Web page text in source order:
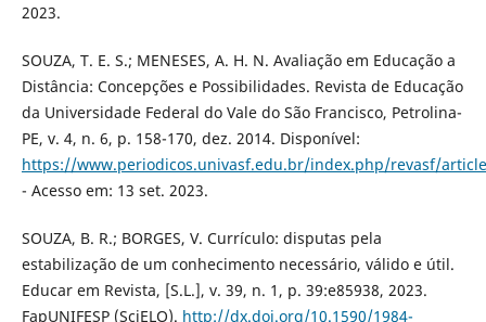
2023.
SOUZA, T. E. S.; MENESES, A. H. N. Avaliação em Educação a
Distância: Concepções e Possibilidades. Revista de Educação
da Universidade Federal do Vale do São Francisco, Petrolina-
PE, v. 4, n. 6, p. 158-170, dez. 2014. Disponível:
https://www.periodicos.univasf.edu.br/index.php/revasf/
- Acesso em: 13 set. 2023.
SOUZA, B. R.; BORGES, V. Currículo: disputas pela
estabilização de um conhecimento necessário, válido e útil.
Educar em Revista, [S.L.], v. 39, n. 1, p. 39:e85938, 2023.
FapUNIFESP (SciELO). http://dx.doi.org/10.1590/1984-